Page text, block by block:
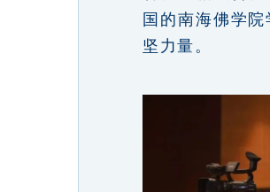
国的南海佛学
坚力量。